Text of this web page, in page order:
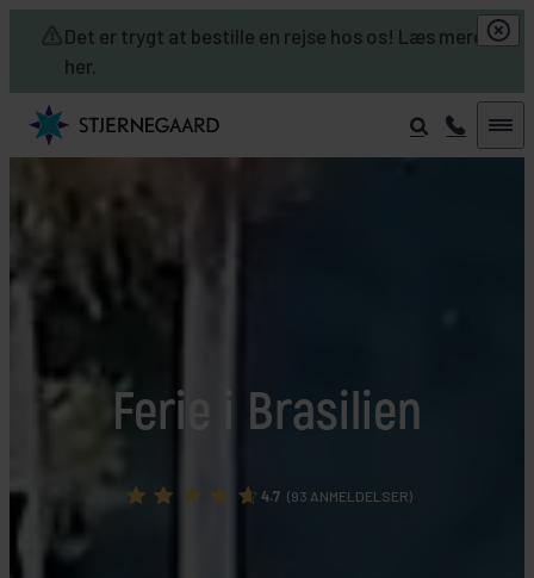
Det er trygt at bestille en rejse hos os! Læs mere
her.
Skip to main content
Ferie i Brasilien
4.7 (93 ANMELDELSER)